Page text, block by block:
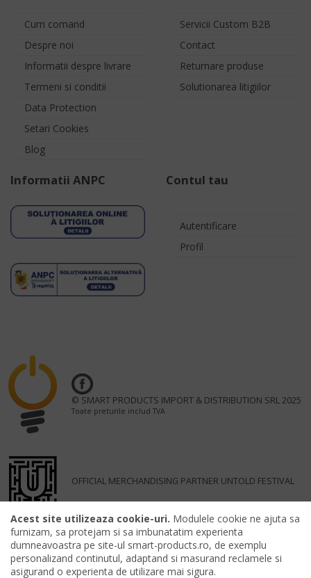
Cum comand
Despre noi
Informatii despre livrare
Termeni si conditii
Data Protection
Setari Cookies
Blog
Servicii Custom B2B
Contact
Returnare produse
Solutionarea litigiilor
Informatii ANPC Contul tau
Autentificare
Profil
© SMART PRODUCTS IMPORT & DISTRIBUTION SRL 2025
Toate preturile includ TVA
OFFICIAL MERCHANDISING PARTNER UNTOLD FESTIVAL
Acest site utilizeaza cookie-uri. Modulele cookie ne ajuta sa
furnizam, sa protejam si sa imbunatatim experienta
dumneavoastra pe site-ul smart-products.ro, de exemplu
personalizand continutul, adaptand si masurand reclamele si
asigurand o experienta de utilizare mai sigura.